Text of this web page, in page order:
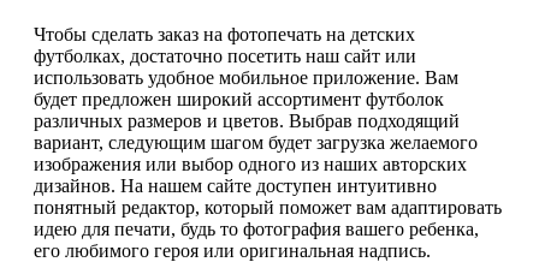
Чтобы сделать заказ на фотопечать на детских
футболках, достаточно посетить наш сайт или
использовать удобное мобильное приложение. Вам
будет предложен широкий ассортимент футболок
различных размеров и цветов. Выбрав подходящий
вариант, следующим шагом будет загрузка желаемого
изображения или выбор одного из наших авторских
дизайнов. На нашем сайте доступен интуитивно
понятный редактор, который поможет вам адаптировать
идею для печати, будь то фотография вашего ребенка,
его любимого героя или оригинальная надпись.